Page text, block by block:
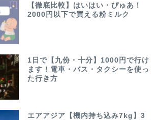
【徹底比較】はいはい・ぴゅあ！
2000円以下で買える粉ミルク
1日で【九份・十分】1000円で行け
ます！電車・バス・タクシーを使っ
た行き方
エアアジア【機内持ち込み7kg】3